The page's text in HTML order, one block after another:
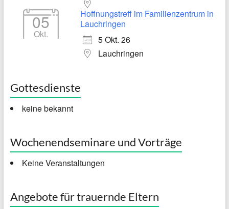
05
Okt.
Hoffnungstreff im Familienzentrum in
Lauchringen
5 Okt. 26
Lauchringen
Gottesdienste
keine bekannt
Wochenendseminare und Vorträge
Keine Veranstaltungen
Angebote für trauernde Eltern